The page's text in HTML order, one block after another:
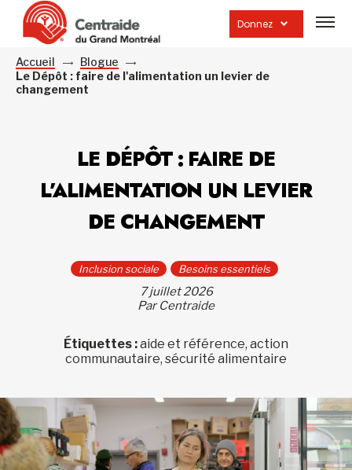
Donnez
la
Accueil
Blogue
Le Dépôt : faire de l'alimentation un levier de
changement
LE DÉPÔT : FAIRE DE
L’ALIMENTATION UN LEVIER
DE CHANGEMENT
Inclusion sociale Besoins essentiels
7 juillet 2026
Par Centraide
Étiquettes :aide et référence, action
communautaire, sécurité alimentaire